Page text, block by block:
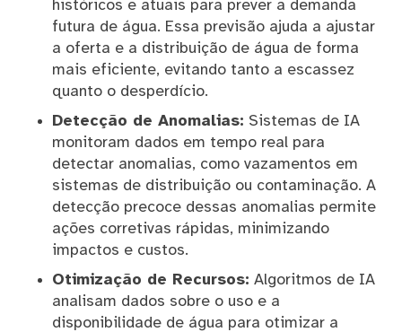
históricos e atuais para prever a demanda
futura de água. Essa previsão ajuda a ajustar
a oferta e a distribuição de água de forma
mais eficiente, evitando tanto a escassez
quanto o desperdício.
Detecção de Anomalias: Sistemas de IA
monitoram dados em tempo real para
detectar anomalias, como vazamentos em
sistemas de distribuição ou contaminação. A
detecção precoce dessas anomalias permite
ações corretivas rápidas, minimizando
impactos e custos.
Otimização de Recursos: Algoritmos de IA
analisam dados sobre o uso e a
disponibilidade de água para otimizar a